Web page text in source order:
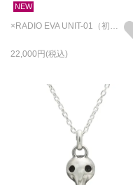
NEW
×RADIO EVA UNIT-01（初号機） フェイス ネックレス
22,000